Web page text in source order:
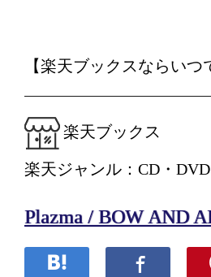
【楽天ブックスならいつ
楽天ブックス
楽天ジャンル：CD・
Plazma / BOW AND